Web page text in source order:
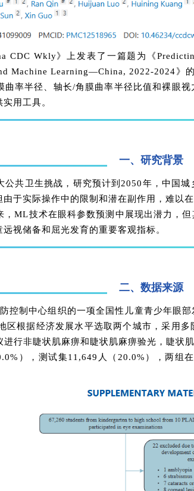
CDC Wkly》上发表了一篇题为《
Machine Learning—China, 2022-2024》
率半径、轴长/角膜曲率半径比值和裸眼
用工具。
一、研究背景
公共卫生挑战，研究预计到2050年，中国
于实际操作中的限制和潜在副作用，难以
ML技术在眼科参数预测中展现出潜力，
视储备和屈光发育的重要客观指标。
二、数据来源
控制中心组织的一项全国性儿童青少年眼
区根据经济发展水平选取两个城市，采用
行非睫状肌麻痹和睫状肌麻痹验光，睫
），测试集11,649人（20.0%），两组